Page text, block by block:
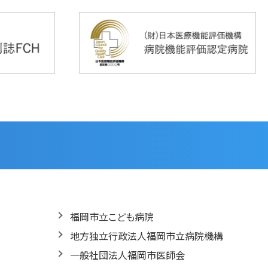
福岡市立こども病院
地方独立行政法人福岡市立病院機構
一般社団法人福岡市医師会